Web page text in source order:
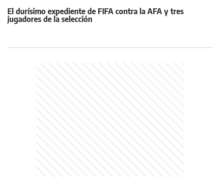
El durísimo expediente de FIFA contra la AFA y tres
jugadores de la selección